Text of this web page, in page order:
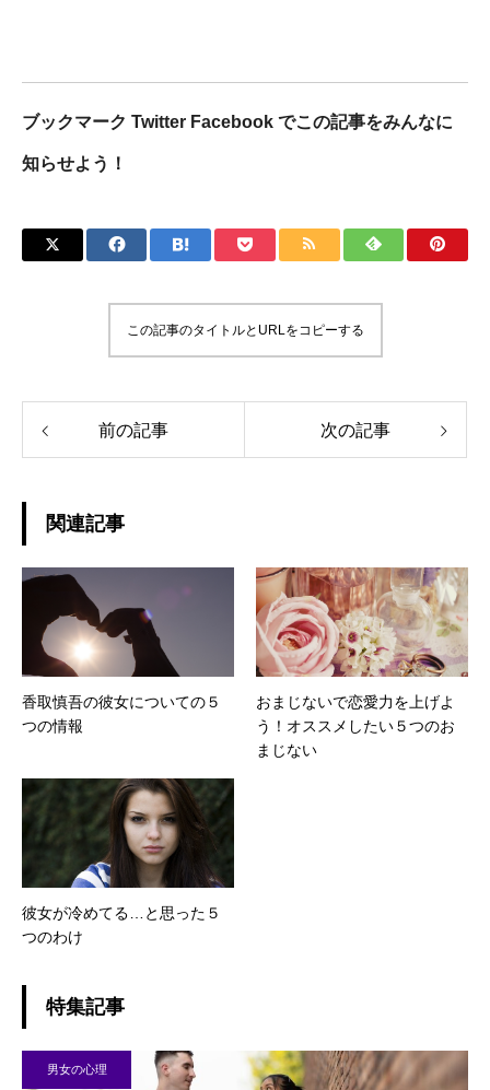
ブックマーク Twitter Facebook でこの記事をみんなに
知らせよう！
この記事のタイトルとURLをコピーする
前の記事 次の記事
関連記事
香取慎吾の彼女についての５
つの情報
おまじないで恋愛力を上げよ
う！オススメしたい５つのお
まじない
彼女が冷めてる…と思った５
つのわけ
特集記事
男女の心理